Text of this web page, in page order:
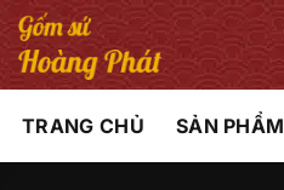
Bỏ
qua
nội
TRANG CHỦ SẢN PHẨM